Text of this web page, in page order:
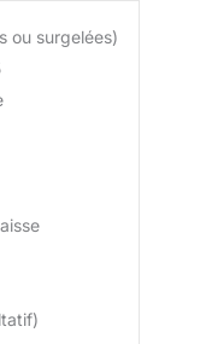
ou surgelées)